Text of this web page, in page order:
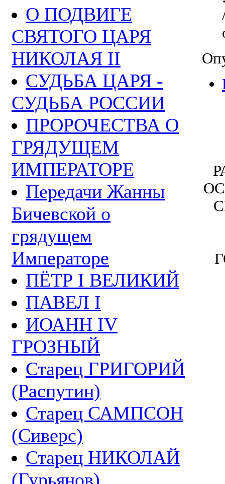
О ПОДВИГЕ
СВЯТОГО ЦАРЯ
НИКОЛАЯ II
СУДЬБА ЦАРЯ -
СУДЬБА РОССИИ
ПРОРОЧЕСТВА О
ГРЯДУЩЕМ
ИМПЕРАТОРЕ
Передачи Жанны
Бичевской о
грядущем
Императоре
ПЁТР I ВЕЛИКИЙ
ПАВЕЛ I
ИОАНН IV
ГРОЗНЫЙ
Старец ГРИГОРИЙ
(Распутин)
Старец САМПСОН
(Сиверс)
Старец НИКОЛАЙ
(Гурьянов)